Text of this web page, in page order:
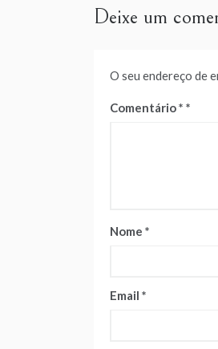
Deixe um
O seu endereço de
Comentário*
Nome *
Email *